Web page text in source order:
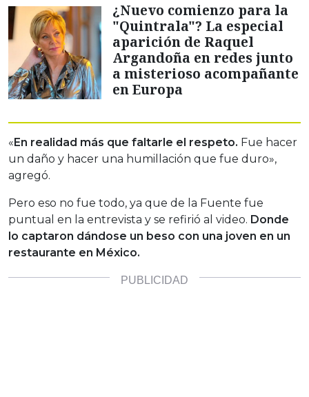
¿Nuevo comienzo para la
"Quintrala"? La especial
aparición de Raquel
Argandoña en redes junto
a misterioso acompañante
en Europa
« En realidad más que faltarle el respeto. Fue hacer
un daño y hacer una humillación que fue duro»,
agregó.
Pero eso no fue todo, ya que de la Fuente fue
puntual en la entrevista y se refirió al video. Donde
lo captaron dándose un beso con una joven en un
restaurante en México.